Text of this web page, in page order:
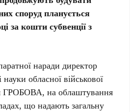
споруд планується
за кошти субвенції з
наради директор
обласної військової
ГРОБОВА, на облаштування
що надають загальну